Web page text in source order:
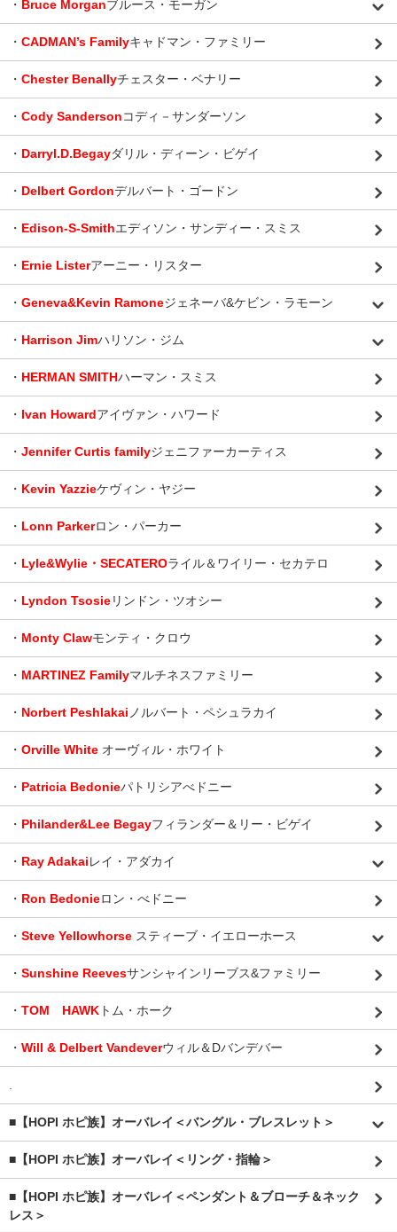
・ Bruce Morganブルース・モーガン
・ CADMAN’s Familyキャドマン・ファミリー
・ Chester Benallyチェスター・ベナリー
・ Cody Sandersonコディ－サンダーソン
・ Darryl.D.Begayダリル・ディーン・ビゲイ
・ Delbert Gordonデルバート・ゴードン
・ Edison-S-Smithエディソン・サンディー・スミス
・ Ernie Listerアーニー・リスター
・ Geneva&Kevin Ramoneジェネーバ&ケビン・ラモーン
・ Harrison Jimハリソン・ジム
・ HERMAN SMITHハーマン・スミス
・ Ivan Howardアイヴァン・ハワード
・ Jennifer Curtis familyジェニファーカーティス
・ Kevin Yazzieケヴィン・ヤジー
・ Lonn Parkerロン・パーカー
・ Lyle&Wylie・SECATEROライル＆ワイリー・セカテロ
・ Lyndon Tsosieリンドン・ツオシー
・ Monty Clawモンティ・クロウ
・ MARTINEZ Familyマルチネスファミリー
・ Norbert Peshlakai ノルバート・ペシュラカイ
・ Orville White オーヴィル・ホワイト
・ Patricia Bedonieパトリシアべドニー
・ Philander&Lee Begayフィランダー＆リー・ビゲイ
・ Ray Adakaiレイ・アダカイ
・ Ron Bedonieロン・べドニー
・ Steve Yellowhorse スティーブ・イエローホース
・ Sunshine Reevesサンシャインリーブス&ファミリー
・ TOM HAWK トム・ホーク
・ Will & Delbert Vandeverウィル＆Dバンデバー
.
■【HOPI ホピ族】オーバレイ＜バングル・ブレスレット＞
■【HOPI ホピ族】オーバレイ＜リング・指輪＞
■【HOPI ホピ族】オーバレイ＜ペンダント＆ブローチ＆ネック
レス＞